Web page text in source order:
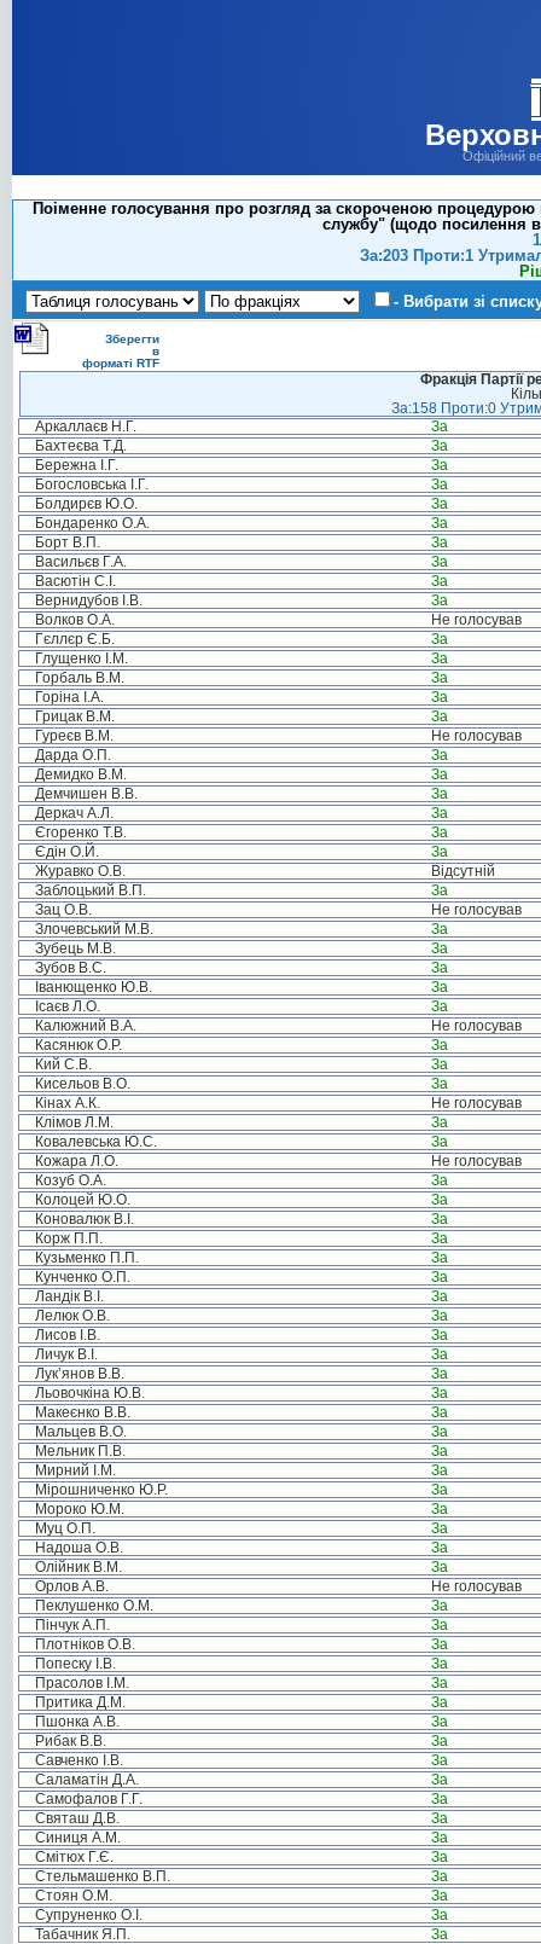
Офіційний
Поіменне голосування про розгляд за скороченою
службу" (щодо посилення
За:203 Проти:1
- Вибрати зі
Зберегти
в
форматі RTF
Фракція Партії
За:158 Проти:0
Аркаллаєв Н.Г.
За
Бахтеєва Т.Д.
За
Бережна І.Г.
За
Богословська І.Г.
За
Болдирєв Ю.О.
За
Бондаренко О.А.
За
Борт В.П.
За
Васильєв Г.А.
За
Васютін С.І.
За
Вернидубов І.В.
За
Волков О.А.
Не голосував
Гєллєр Є.Б.
За
Глущенко І.М.
За
Горбаль В.М.
За
Горіна І.А.
За
Грицак В.М.
За
Гуреєв В.М.
Не голосував
Дарда О.П.
За
Демидко В.М.
За
Демчишен В.В.
За
Деркач А.Л.
За
Єгоренко Т.В.
За
Єдін О.Й.
За
Журавко О.В.
Відсутній
Заблоцький В.П.
За
Зац О.В.
Не голосував
Злочевський М.В.
За
Зубець М.В.
За
Зубов В.С.
За
Іванющенко Ю.В.
За
Ісаєв Л.О.
За
Калюжний В.А.
Не голосував
Касянюк О.Р.
За
Кий С.В.
За
Кисельов В.О.
За
Кінах А.К.
Не голосував
Клімов Л.М.
За
Ковалевська Ю.С.
За
Кожара Л.О.
Не голосував
Козуб О.А.
За
Колоцей Ю.О.
За
Коновалюк В.І.
За
Корж П.П.
За
Кузьменко П.П.
За
Кунченко О.П.
За
Ландік В.І.
За
Лелюк О.В.
За
Лисов І.В.
За
Личук В.І.
За
Лук’янов В.В.
За
Льовочкіна Ю.В.
За
Макеєнко В.В.
За
Мальцев В.О.
За
Мельник П.В.
За
Мирний І.М.
За
Мірошниченко Ю.Р.
За
Мороко Ю.М.
За
Муц О.П.
За
Надоша О.В.
За
Олійник В.М.
За
Орлов А.В.
Не голосував
Пеклушенко О.М.
За
Пінчук А.П.
За
Плотніков О.В.
За
Попеску І.В.
За
Прасолов І.М.
За
Притика Д.М.
За
Пшонка А.В.
За
Рибак В.В.
За
Савченко І.В.
За
Саламатін Д.А.
За
Самофалов Г.Г.
За
Святаш Д.В.
За
Синиця А.М.
За
Смітюх Г.Є.
За
Стельмашенко В.П.
За
Стоян О.М.
За
Супруненко О.І.
За
Табачник Я.П.
За